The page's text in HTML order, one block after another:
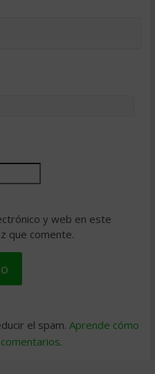
y web en este
que comente.
el spam. Aprende cómo
.